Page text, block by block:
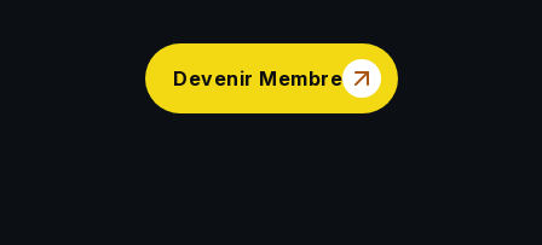
Devenir Membre